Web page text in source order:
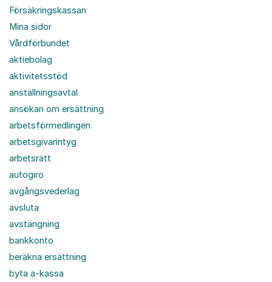
Försäkringskassan
Mina sidor
Vårdförbundet
aktiebolag
aktivitetsstöd
anställningsavtal
ansökan om ersättning
arbetsförmedlingen
arbetsgivarintyg
arbetsrätt
autogiro
avgångsvederlag
avsluta
avstängning
bankkonto
beräkna ersättning
byta a-kassa